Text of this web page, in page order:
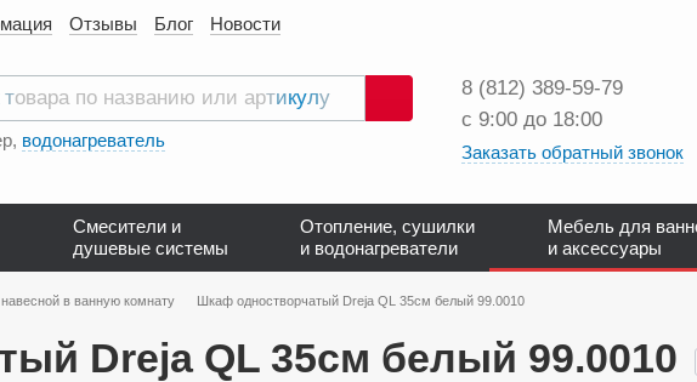
Отзывы Блог Новости
Поиск
водонагреватель
8 (812) 389‑59‑79
с 9:00 до 18:00
Заказать обратный звонок
Смесители и
душевые системы
Отопление, сушилки
и водонагреватели
Мебель для
и аксессуары
в ванную комнату Шкаф одностворчатый Dreja QL 35см белый 99.0010
Dreja QL 35см белый 99.0010